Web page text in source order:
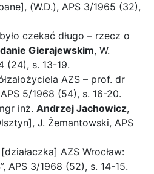
(W.D.), APS 3/1965 (32),
czekać długo – rzecz o
Gierajewskim, W.
(24), s. 13-19.
AZS – prof. dr
5/1968 (54), s. 16-20.
inż. Andrzej Jachowicz,
J. Żemantowski, APS
AZS Wrocław:
APS 3/1968 (52), s. 14-15.